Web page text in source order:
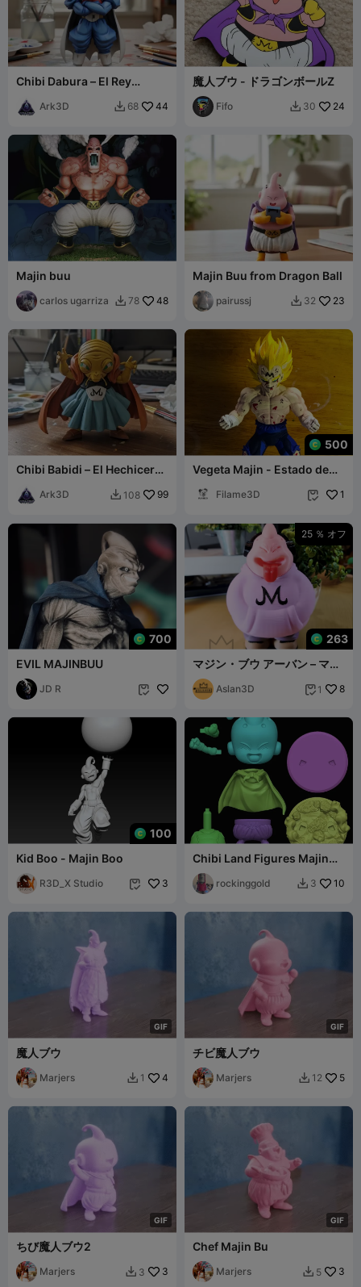
Chibi Dabura – El Rey
Ark3D  68 44
魔人ブウ - ドラゴンボールZ
Fifo  30 24
Majin buu
carlos ugarriza  78 48
Majin Buu from Dragon Ball
pairussj  32 23
Chibi Babidi – El Hechicero
Ark3D  108 99
500
Vegeta Majin - Estado de
Filame3D  1
700
EVIL MAJINBUU
JD R 
25 ％ オフ
263
マジン・ブウ アーバン – マル
チパーツ (+3MF)
Aslan3D  1 8
100
Kid Boo - Majin Boo
R3D_X Studio  3
Chibi Land Figures Majin
Buu
rockinggold  3 10
GIF
魔人ブウ
Marjers  1 4
GIF
チビ魔人ブウ
Marjers  12 5
GIF
ちび魔人ブウ2
Marjers  3 3
GIF
Chef Majin Bu
Marjers  5 3